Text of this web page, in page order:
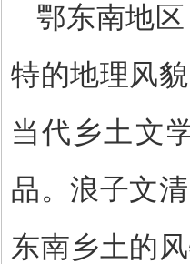
鄂东南地
特的地理风
当代乡土文
品。浪子文
东南乡土的